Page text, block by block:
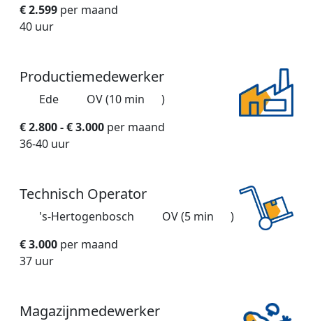
€ 2.599 per maand
40 uur
Productiemedewerker
Ede OV (10 min
)
€ 2.800 - € 3.000 per maand
36-40 uur
Technisch Operator
's-Hertogenbosch OV (5 min
)
€ 3.000 per maand
37 uur
Magazijnmedewerker